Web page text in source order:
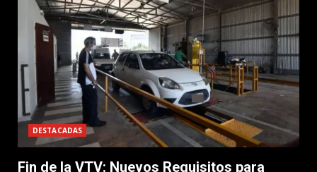
DESTACADAS
Fin de la VTV: Nuevos Requisitos para